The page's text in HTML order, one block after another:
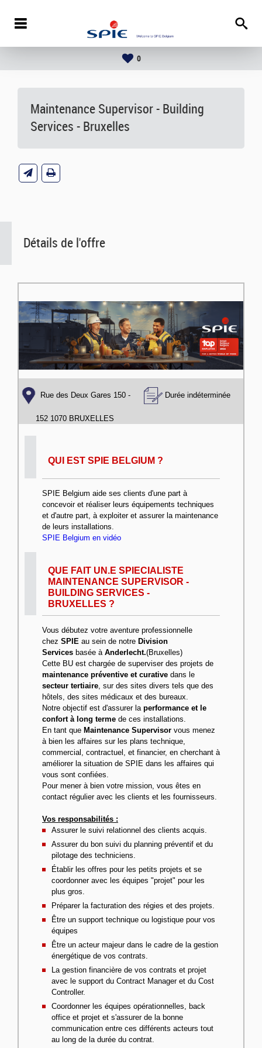
0
Maintenance Supervisor - Building
Services - Bruxelles
Détails de l'offre
Rue des Deux Gares 150 -
152 1070 BRUXELLES
Durée indéterminée
QUI EST SPIE BELGIUM ?
SPIE Belgium aide ses clients d'une part à
concevoir et réaliser leurs équipements techniques
et d'autre part, à exploiter et assurer la maintenance
de leurs installations.
SPIE Belgium en vidéo
QUE FAIT UN.E SPIECIALISTE
MAINTENANCE SUPERVISOR -
BUILDING SERVICES -
BRUXELLES ?
Vous débutez votre aventure professionnelle
chez SPIE au sein de notre Division
Services basée à Anderlecht.(Bruxelles)
Cette BU est chargée de superviser des projets de
maintenance préventive et curative dans le
secteur tertiaire , sur des sites divers tels que des
hôtels, des sites médicaux et des bureaux.
Notre objectif est d'assurer la performance et le
confort à long terme de ces installations.
En tant que Maintenance Supervisor vous menez
à bien les affaires sur les plans technique,
commercial, contractuel, et financier, en cherchant à
améliorer la situation de SPIE dans les affaires qui
vous sont confiées.
Pour mener à bien votre mission, vous êtes en
contact régulier avec les clients et les fournisseurs.
Vos responsabilités :
Assurer le suivi relationnel des clients acquis.
Assurer du bon suivi du planning préventif et du
pilotage des techniciens.
Établir les offres pour les petits projets et se
coordonner avec les équipes "projet" pour les
plus gros.
Préparer la facturation des régies et des projets.
Être un support technique ou logistique pour vos
équipes
Être un acteur majeur dans le cadre de la gestion
énergétique de vos contrats.
La gestion financière de vos contrats et projet
avec le support du Contract Manager et du Cost
Controller.
Coordonner les équipes opérationnelles, back
office et projet et s'assurer de la bonne
communication entre ces différents acteurs tout
au long de la durée du contrat.